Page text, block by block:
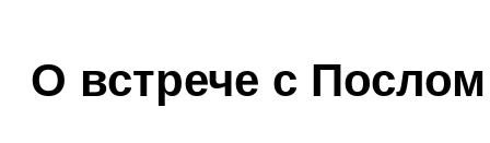
О встрече с